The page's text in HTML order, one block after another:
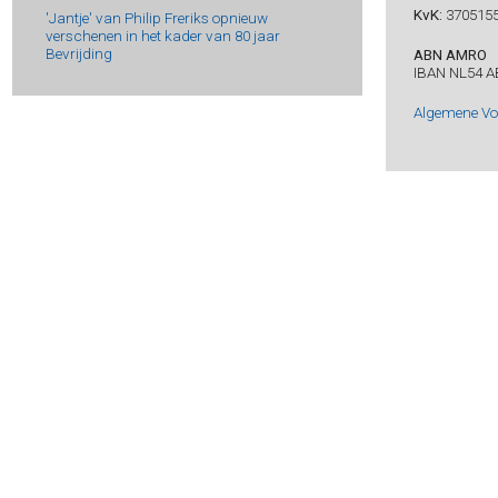
'Jantje' van Philip Freriks opnieuw
verschenen in het kader van 80 jaar
Bevrijding
KvK:
ABN AMRO
IBAN NL54
Algemene